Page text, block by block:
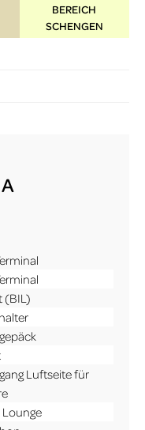
BEREICH
SCHENGEN
(BIL)
Luftseite für
Lounge